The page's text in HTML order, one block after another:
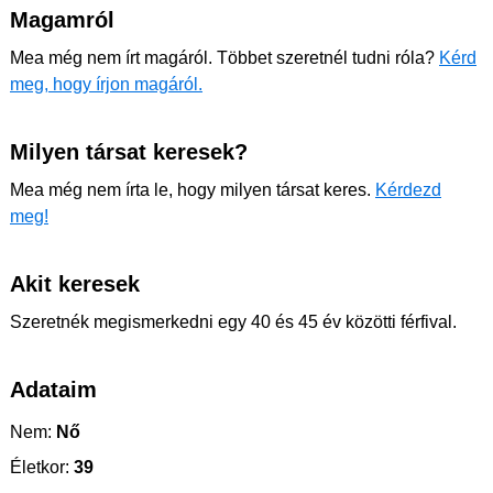
Magamról
Mea még nem írt magáról. Többet szeretnél tudni róla? Kérd
meg, hogy írjon magáról.
Milyen társat keresek?
Mea még nem írta le, hogy milyen társat keres. Kérdezd
meg!
Akit keresek
Szeretnék megismerkedni egy 40 és 45 év közötti férfival.
Adataim
Nem: Nő
Életkor: 39